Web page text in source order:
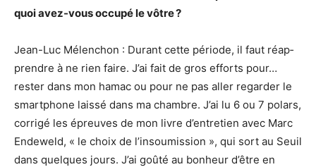
quoi avez-vous occupé le vôtre ?
Jean-Luc Mélen­chon : Durant cette période, il faut réap­
prendre à ne rien faire. J’ai fait de gros efforts pour…
rester dans mon hamac ou pour ne pas aller regar­der le
smart­phone laissé dans ma chambre. J’ai lu 6 ou 7 polars,
corrigé les épreuves de mon livre d’en­tre­tien avec Marc
Ende­weld, « le choix de l’in­sou­mis­sion », qui sort au Seuil
dans quelques jours. J’ai goûté au bonheur d’être en